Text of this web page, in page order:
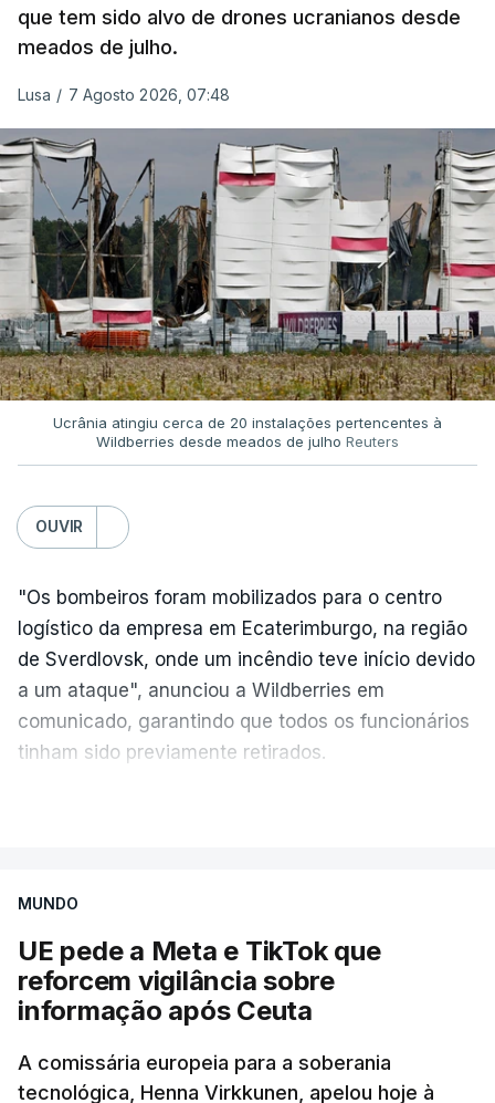
que tem sido alvo de drones ucranianos desde
meados de julho.
Lusa / 7 Agosto 2026, 07:48
Ucrânia atingiu cerca de 20 instalações pertencentes à
Wildberries desde meados de julho Reuters
OUVIR
"Os bombeiros foram mobilizados para o centro
logístico da empresa em Ecaterimburgo, na região
de Sverdlovsk, onde um incêndio teve início devido
a um ataque", anunciou a Wildberries em
comunicado, garantindo que todos os funcionários
tinham sido previamente retirados.
20 instalações pertencentes à Wildberries --- uma
plataforma de comércio online muito popular,
frequentemente chamada de "Amazon russa" ---
anexada.
MUNDO
UE pede a Meta e TikTok que
reforcem vigilância sobre
informação após Ceuta
A comissária europeia para a soberania
tecnológica, Henna Virkkunen, apelou hoje à